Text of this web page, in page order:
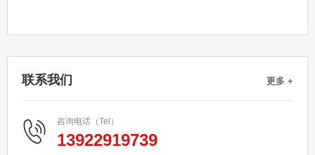
联系我们 更多 +
咨询电话（Tel）
13922919739